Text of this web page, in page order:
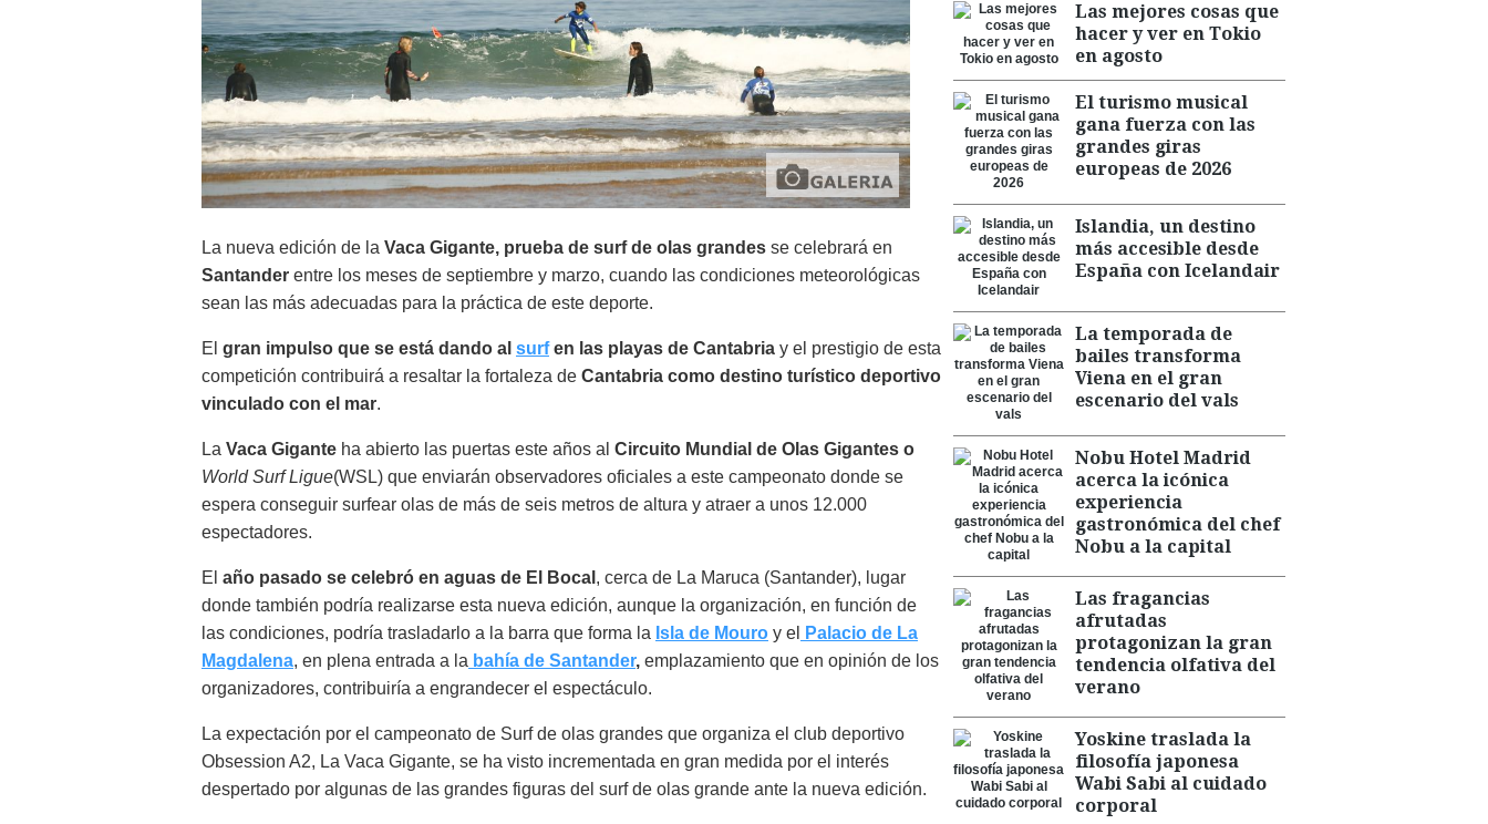
La nueva edición de la Vaca Gigante, prueba de surf de olas grandes se celebrará en
Santander entre los meses de septiembre y marzo, cuando las condiciones meteorológicas
sean las más adecuadas para la práctica de este deporte.
El gran impulso que se está dando al surfen las playas de Cantabria y el prestigio de esta
competición contribuirá a resaltar la fortaleza de Cantabria como destino turístico deportivo
vinculado con el mar.
La Vaca Gigante ha abierto las puertas este años al Circuito Mundial de Olas Gigantes o
World Surf Ligue(WSL) que enviarán observadores oficiales a este campeonato donde se
espera conseguir surfear olas de más de seis metros de altura y atraer a unos 12.000
espectadores.
El año pasado se celebró en aguas de El Bocal , cerca de La Maruca (Santander), lugar
donde también podría realizarse esta nueva edición, aunque la organización, en función de
las condiciones, podría trasladarlo a la barra que forma la Isla de Mouro y el
Palacio de La
Magdalena, en plena entrada a la bahía de Santander, emplazamiento que en opinión de los
organizadores, contribuiría a engrandecer el espectáculo.
La expectación por el campeonato de Surf de olas grandes que organiza el club deportivo
Obsession A2, La Vaca Gigante, se ha visto incrementada en gran medida por el interés
despertado por algunas de las grandes figuras del surf de olas grande ante la nueva edición.
Las mejores cosas que
hacer y ver en Tokio
en agosto
El turismo musical
gana fuerza con las
grandes giras
europeas de 2026
Islandia, un destino
más accesible desde
España con Icelandair
La temporada de
bailes transforma
Viena en el gran
escenario del vals
Nobu Hotel Madrid
acerca la icónica
experiencia
gastronómica del chef
Nobu a la capital
Las fragancias
afrutadas
protagonizan la gran
tendencia olfativa del
verano
Yoskine traslada la
filosofía japonesa
Wabi Sabi al cuidado
corporal